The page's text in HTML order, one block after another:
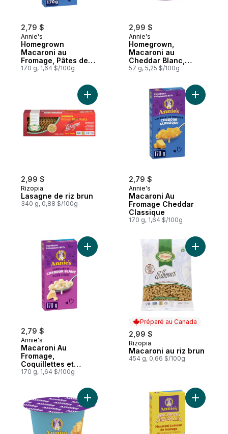
2,79 $
Annie's
Homegrown
Macaroni au
Fromage, Pâtes de
Riz, Sans Gluten
170 g, 1,64 $/100g
2,99 $
Annie's
Homegrown,
Macaroni au
Cheddar Blanc,
Rechauffable au
57 g, 5,25 $/100g
2,99 $
Rizopia
Lasagne de riz brun
340 g, 0,88 $/100g
Ajouter Lasagne de riz brun au panier
2,79 $
Annie's
Macaroni Au
Fromage Cheddar
Classique
170 g, 1,64 $/100g
Ajouter
2,79 $
Annie's
Macaroni Au
Fromage,
Coquillettes et
Cheddar Blanc
170 g, 1,64 $/100g
Ajouter Macaroni Au Fromage,
Préparé au Canada
2,99 $
Préparé au Canada
Rizopia
Macaroni au riz brun
454 g, 0,66 $/100g
Ajouter
Ajouter Macaroni et fromage Pâtes de
Ajouter